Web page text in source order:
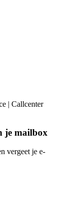
| Callcenter
je mailbox
vergeet je e-